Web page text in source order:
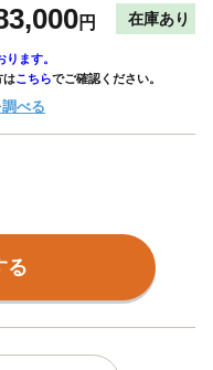
円 在庫あり
ります。
はこちらでご確認ください。
調べる
る